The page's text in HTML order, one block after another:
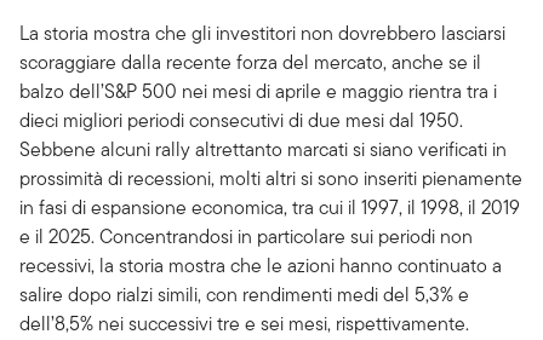
La storia mostra che gli investitori non dovrebbero lasciarsi
scoraggiare dalla recente forza del mercato, anche se il
balzo dell’S&P 500 nei mesi di aprile e maggio rientra tra i
dieci migliori periodi consecutivi di due mesi dal 1950.
Sebbene alcuni rally altrettanto marcati si siano verificati in
prossimità di recessioni, molti altri si sono inseriti pienamente
in fasi di espansione economica, tra cui il 1997, il 1998, il 2019
e il 2025. Concentrandosi in particolare sui periodi non
recessivi, la storia mostra che le azioni hanno continuato a
salire dopo rialzi simili, con rendimenti medi del 5,3% e
dell’8,5% nei successivi tre e sei mesi, rispettivamente.